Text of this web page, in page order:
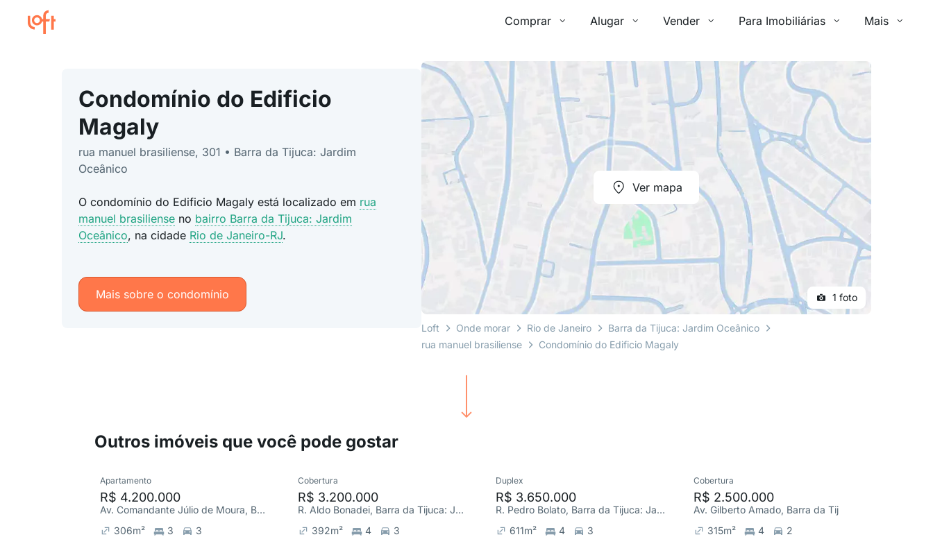
Comprar Alugar Vender Para Imobiliárias Mais
Condomínio do Edificio
Magaly
rua manuel brasiliense, 301 • Barra da Tijuca: Jardim
Oceânico
O condomínio do Edificio Magaly está localizado em rua
manuel brasilienseno bairro Barra da Tijuca: Jardim
Oceânico, na cidade Rio de Janeiro-RJ.
Mais sobre o condomínio
Ver mapa
1 foto
Loft Onde morar Rio de Janeiro
Barra da Tijuca: Jardim Oceânico
rua manuel brasiliense
Condomínio do Edificio Magaly
Outros imóveis que você pode gostar
Apartamento
R$ 4.200.000
Av. Comandante Júlio de Moura, Barra da Tijuca
306m² 3 3
Cobertura
R$ 3.200.000
R. Aldo Bonadei, Barra da Tijuca: Jardim Oceânico
392m² 4 3
Duplex
R$ 3.650.000
R. Pedro Bolato, Barra da Tijuca: Jardim Oceânico
611m² 4 3
Cobertura
R$ 2.500.000
Av. Gilberto Amado, Barra da Tijuca
315m² 4 2